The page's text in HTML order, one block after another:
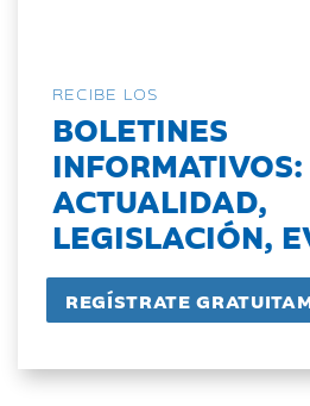
RECIBE LOS
BOLETINES
INFORMATIVOS:
ACTUALIDAD,
LEGISLACIÓN,